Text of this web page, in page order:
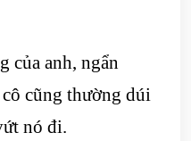
của anh, ngẩn
cũng thường dúi
nó đi.